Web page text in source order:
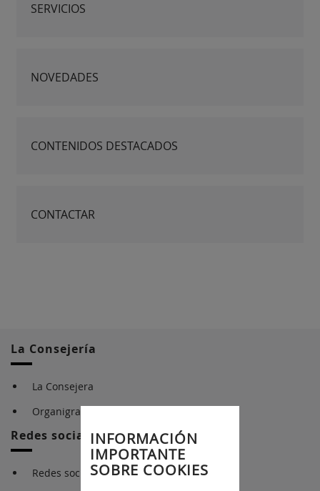
SERVICIOS
NOVEDADES
CONTENIDOS DESTACADOS
CONTACTAR
La Consejería
La Consejera
Organigrama
Redes sociales e identidad gráfica
Redes sociales
INFORMACIÓN
IMPORTANTE
SOBRE COOKIES